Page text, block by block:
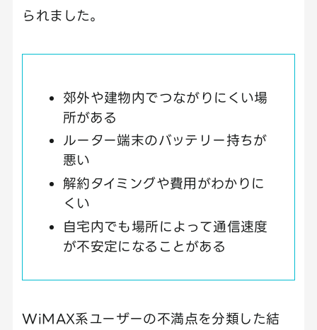
られました。
郊外や建物内でつながりにくい場
所がある
ルーター端末のバッテリー持ちが
悪い
解約タイミングや費用がわかりに
くい
自宅内でも場所によって通信速度
が不安定になることがある
WiMAX系ユーザーの不満点を分類した結